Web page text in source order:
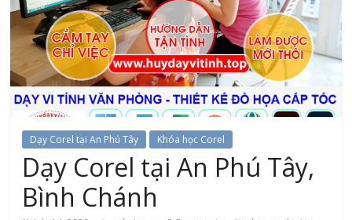
Dạy Corel tại An Phú Tây Khóa học Corel
Dạy Corel tại An Phú Tây,
Bình Chánh